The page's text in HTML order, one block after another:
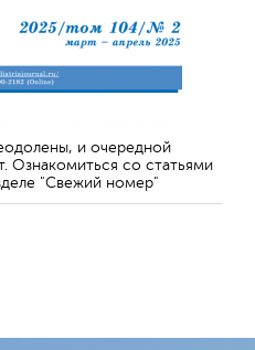
и очередной
Ознакомиться со статьями
"Свежий номер"